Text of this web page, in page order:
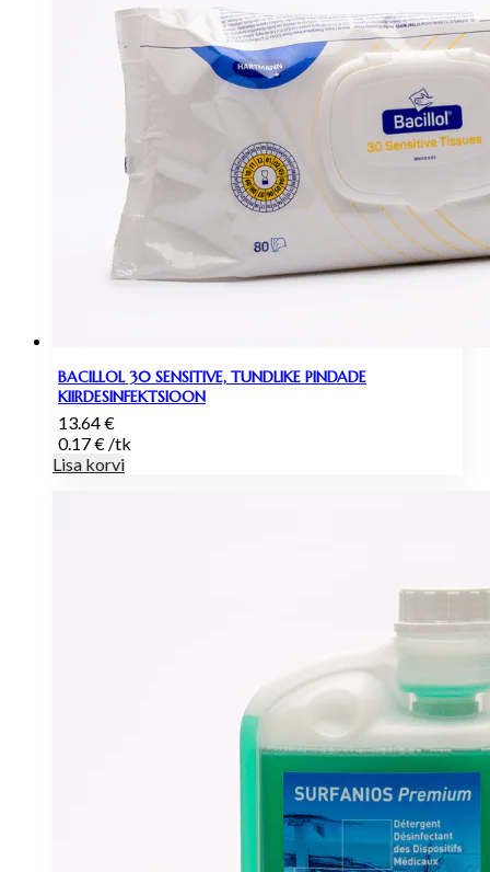
BACILLOL 30 SENSITIVE, TUNDLIKE PINDADE
KIIRDESINFEKTSIOON
13.64€
0.17€ /tk
Lisa korvi